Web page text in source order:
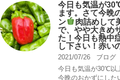
今日も気温が
ます。さて今晩
ン
肉詰めして
で、やや大きめ
た！今日も熱中
し下さい！赤い
2021/07/26
ブログ
今日も気温が30℃以
今晩のおかずにした